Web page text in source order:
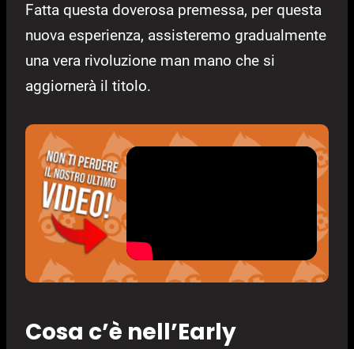
Fatta questa doverosa premessa, per questa
nuova esperienza, assisteremo gradualmente
una vera rivoluzione man mano che si
aggiornerà il titolo.
Cosa c’è nell’Early